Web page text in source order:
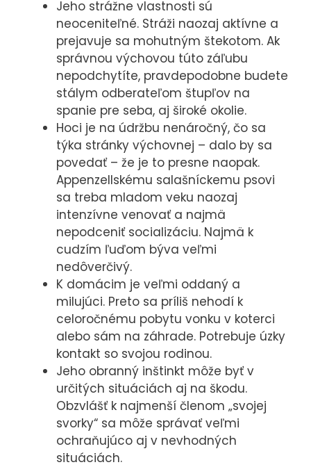
Jeho strážne vlastnosti sú
neoceniteľné. Stráži naozaj aktívne a
prejavuje sa mohutným štekotom. Ak
správnou výchovou túto záľubu
nepodchytíte, pravdepodobne budete
stálym odberateľom štupľov na
spanie pre seba, aj široké okolie.
Hoci je na údržbu nenáročný, čo sa
týka stránky výchovnej – dalo by sa
povedať – že je to presne naopak.
Appenzellskému salašníckemu psovi
sa treba mladom veku naozaj
intenzívne venovať a najmä
nepodceniť socializáciu. Najmä k
cudzím ľuďom býva veľmi
nedôverčivý.
K domácim je veľmi oddaný a
milujúci. Preto sa príliš nehodí k
celoročnému pobytu vonku v koterci
alebo sám na záhrade. Potrebuje úzky
kontakt so svojou rodinou.
Jeho obranný inštinkt môže byť v
určitých situáciách aj na škodu.
Obzvlášť k najmenší členom „svojej
svorky“ sa môže správať veľmi
ochraňujúco aj v nevhodných
situáciách.